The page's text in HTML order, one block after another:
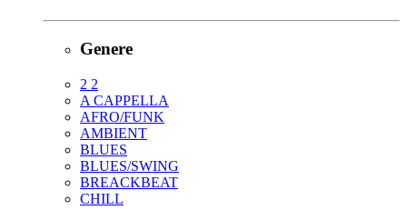
Genere
2 2
A CAPPELLA
AFRO/FUNK
AMBIENT
BLUES
BLUES/SWING
BREACKBEAT
CHILL